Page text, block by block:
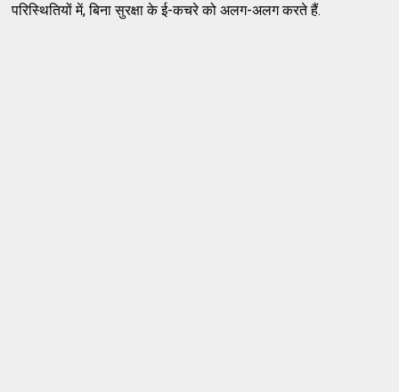
परिस्थितियों में, बिना सुरक्षा के ई-कचरे को अलग-अलग करते हैं.